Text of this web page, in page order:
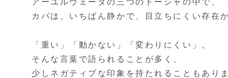
カパは、いちばん静かで、目立ちにくい存在
「重い」「動かない」「変わりにくい」。
そんな言葉で語られることが多く、
少しネガティブな印象を持たれることもありま